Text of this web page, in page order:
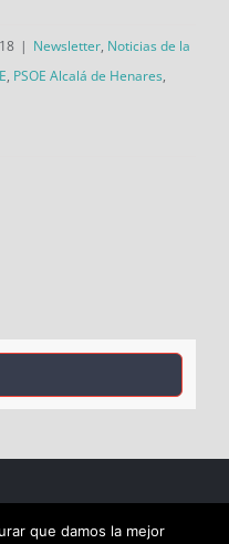
| Newsletter, Noticias de la
, PSOE Alcalá de Henares,
Alcalá PSOE ALCALÁ |
que damos la mejor